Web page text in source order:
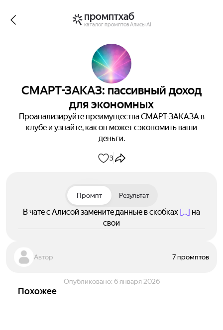
промптхаб
каталог промптов Алисы AI
СМАРТ-ЗАКАЗ: пассивный доход
для экономных
Проанализируйте преимущества СМАРТ-ЗАКАЗА в
клубе и узнайте, как он может сэкономить ваши
деньги.
3
Промпт Результат
В чате с Алисой замените данные в скобках [...] на
свои
Автор 7 промптов
Опубликовано: 6 января 2026
Похожее